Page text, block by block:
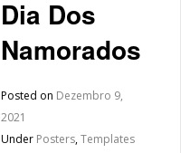
Dia Dos
Namorados
Posted on Dezembro 9,
2021
Under Posters,Templates